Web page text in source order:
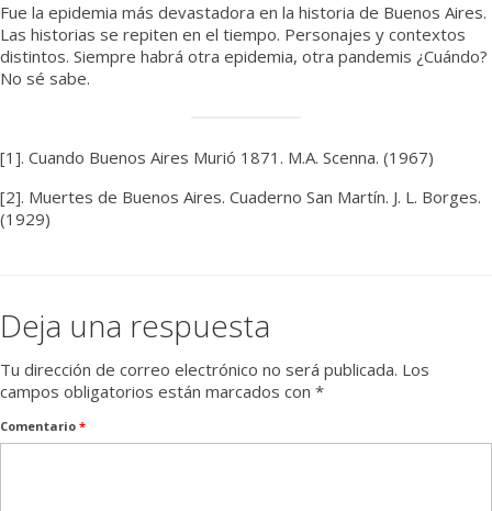
Fue la epidemia más devastadora en la historia de Buenos Aires.
Las historias se repiten en el tiempo. Personajes y contextos
distintos. Siempre habrá otra epidemia, otra pandemis ¿Cuándo?
No sé sabe.
[1]. Cuando Buenos Aires Murió 1871. M.A. Scenna. (1967)
[2]. Muertes de Buenos Aires. Cuaderno San Martín. J. L. Borges.
(1929)
Deja una respuesta
Tu dirección de correo electrónico no será publicada. Los
campos obligatorios están marcados con *
Comentario *